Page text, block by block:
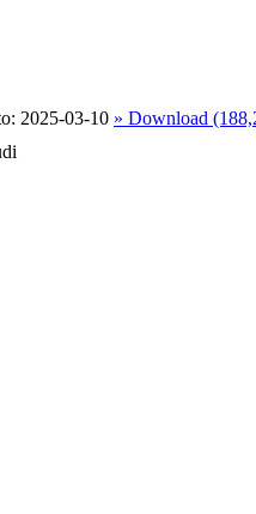
2025-03-10 » Download